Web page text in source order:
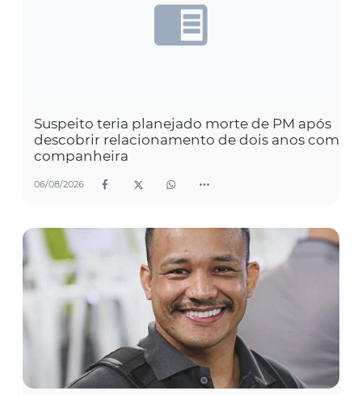
Suspeito teria planejado morte de PM após
descobrir relacionamento de dois anos com
companheira
06/08/2026